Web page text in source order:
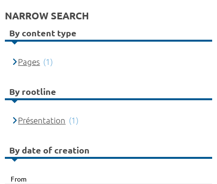
NARROW SEARCH
By content type
Pages (1)
By rootline
Présentation (1)
By date of creation
From